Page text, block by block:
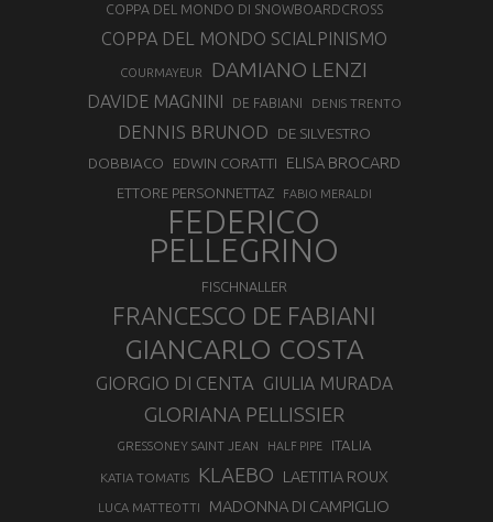
COPPA DEL MONDO DI SNOWBOARDCROSS
COPPA DEL MONDO SCIALPINISMO
COURMAYEUR DAMIANO LENZI
DAVIDE MAGNINI DE FABIANI DENIS TRENTO
DENNIS BRUNOD DE SILVESTRO
DOBBIACO EDWIN CORATTI ELISA BROCARD
ETTORE PERSONNETTAZ FABIO MERALDI
FEDERICO
PELLEGRINO
FISCHNALLER
FRANCESCO DE FABIANI
GIANCARLO COSTA
GIORGIO DI CENTA GIULIA MURADA
GLORIANA PELLISSIER
GRESSONEY SAINT JEAN HALF PIPE ITALIA
KATIA TOMATIS KLAEBO LAETITIA ROUX
LUCA MATTEOTTI MADONNA DI CAMPIGLIO